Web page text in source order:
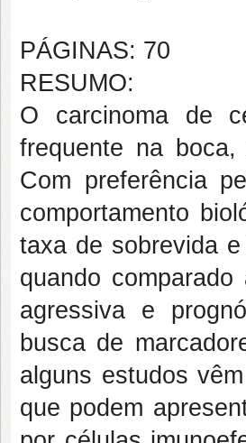
PÁGINAS: 70
RESUMO:
O carcinoma de
frequente na
Com preferência
comportamento
taxa de sobrevida
quando
agressiva e
busca de
alguns estudos
que podem